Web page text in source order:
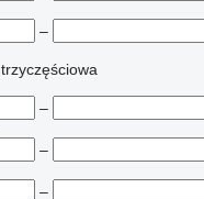
–
trzyczęściowa
–
–
–